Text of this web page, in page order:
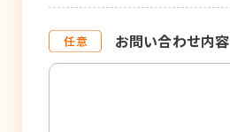
お問い合わせ内容